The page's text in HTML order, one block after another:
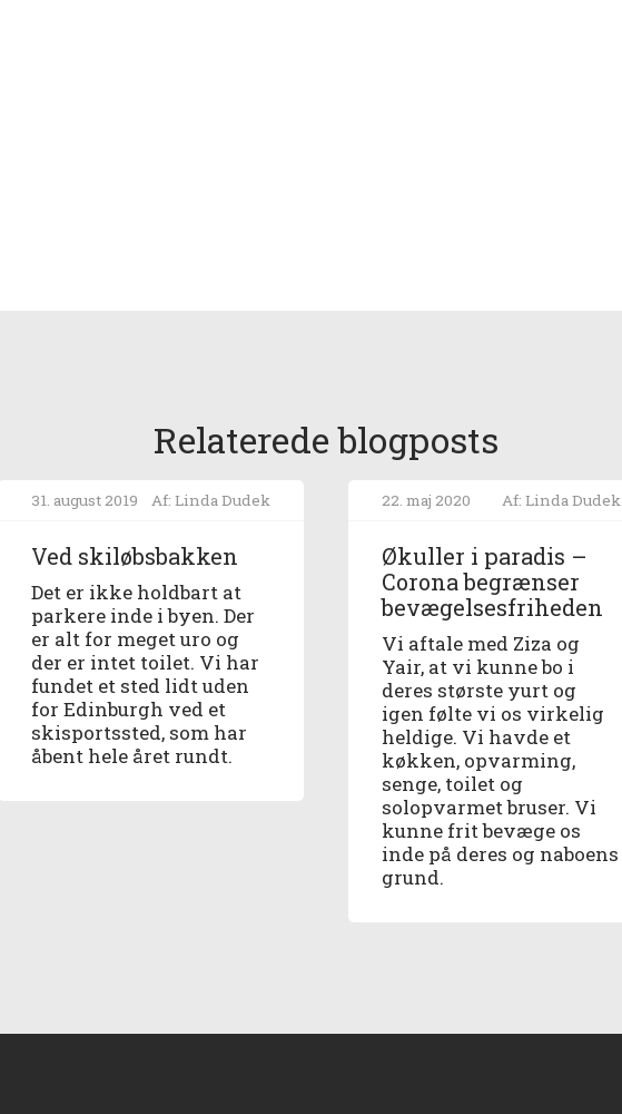
Relaterede blogposts
31. august 2019 Af: Linda Dudek
Ved skiløbsbakken
Det er ikke holdbart at
parkere inde i byen. Der
er alt for meget uro og
der er intet toilet. Vi har
fundet et sted lidt uden
for Edinburgh ved et
skisportssted, som har
åbent hele året rundt.
22. maj 2020 Af: Linda Dudek
Økuller i paradis –
Corona begrænser
bevægelsesfriheden
Vi aftale med Ziza og
Yair, at vi kunne bo i
deres største yurt og
igen følte vi os virkelig
heldige. Vi havde et
køkken, opvarming,
senge, toilet og
solopvarmet bruser. Vi
kunne frit bevæge os
inde på deres og naboens
grund.